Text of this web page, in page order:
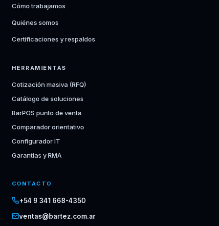
Cómo trabajamos
Quiénes somos
Certificaciones y respaldos
HERRAMIENTAS
Cotización masiva (RFQ)
Catálogo de soluciones
BarPOS punto de venta
Comparador orientativo
Configurador IT
Garantías y RMA
CONTACTO
+54 9 341 668-4350
ventas@bartez.com.ar